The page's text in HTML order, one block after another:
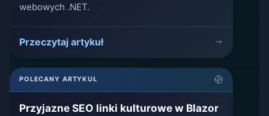
webowych .NET.
Przeczytaj artykuł
POLECANY ARTYKUŁ
Przyjazne SEO linki kulturowe w Blazor